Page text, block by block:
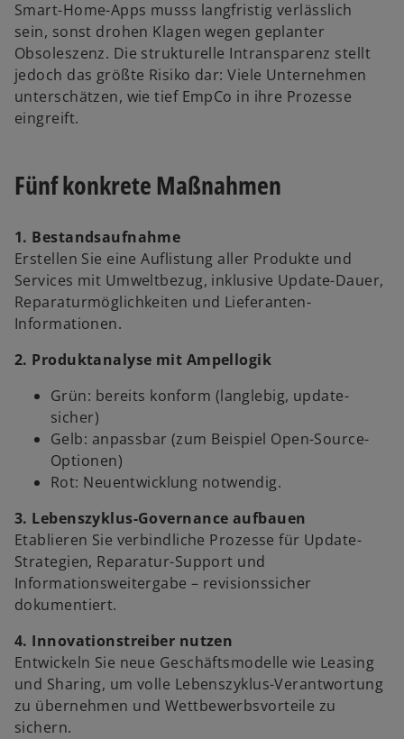
Smart-Home-Apps musss langfristig verlässlich
sein, sonst drohen Klagen wegen geplanter
Obsoleszenz. Die strukturelle Intransparenz stellt
jedoch das größte Risiko dar: Viele Unternehmen
unterschätzen, wie tief EmpCo in ihre Prozesse
eingreift.
Fünf konkrete Maßnahmen
1. Bestandsaufnahme
Erstellen Sie eine Auflistung aller Produkte und
Services mit Umweltbezug, inklusive Update-Dauer,
Reparaturmöglichkeiten und Lieferanten-
Informationen.
2. Produktanalyse mit Ampellogik
Grün: bereits konform (langlebig, update-
sicher)
Gelb: anpassbar (zum Beispiel Open-Source-
Optionen)
Rot: Neuentwicklung notwendig.
3. Lebenszyklus-Governance aufbauen
Etablieren Sie verbindliche Prozesse für Update-
Strategien, Reparatur-Support und
Informationsweitergabe – revisionssicher
dokumentiert.
4. Innovationstreiber nutzen
Entwickeln Sie neue Geschäftsmodelle wie Leasing
und Sharing, um volle Lebenszyklus-Verantwortung
zu übernehmen und Wettbewerbsvorteile zu
sichern.​